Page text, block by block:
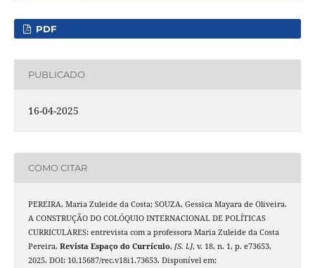
PDF
PUBLICADO
16-04-2025
COMO CITAR
PEREIRA, Maria Zuleide da Costa; SOUZA, Gessica Mayara de Oliveira.
A CONSTRUÇÃO DO COLÓQUIO INTERNACIONAL DE POLÍTICAS
CURRICULARES: entrevista com a professora Maria Zuleide da Costa
Pereira. Revista Espaço do Currículo, [S. l.], v. 18, n. 1, p. e73653,
2025. DOI: 10.15687/rec.v18i1.73653. Disponível em: